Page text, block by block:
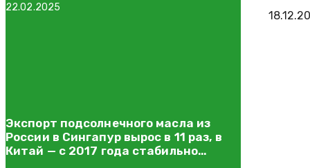
22.02.2025
Экспорт подсолнечного масла из
России в Сингапур вырос в 11 раз, в
Китай — с 2017 года стабильно